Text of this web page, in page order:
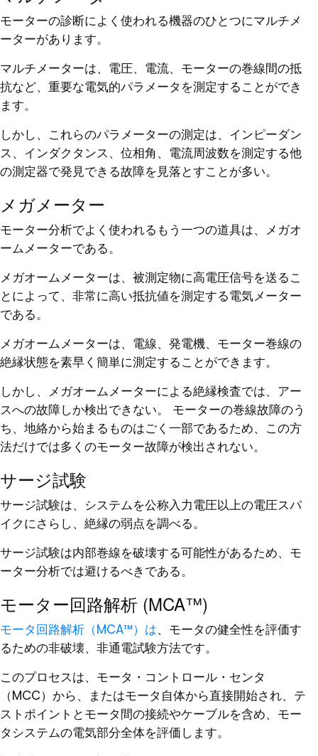
モーターの診断によく使われる機器のひとつにマルチメ
ーターがあります。
マルチメーターは、電圧、電流、モーターの巻線間の抵
抗など、重要な電気的パラメータを測定することができ
ます。
しかし、これらのパラメーターの測定は、インピーダン
ス、インダクタンス、位相角、電流周波数を測定する他
の測定器で発見できる故障を見落とすことが多い。
メガメーター
モーター分析でよく使われるもう一つの道具は、メガオ
ームメーターである。
メガオームメーターは、被測定物に高電圧信号を送るこ
とによって、非常に高い抵抗値を測定する電気メーター
である。
メガオームメーターは、電線、発電機、モーター巻線の
絶縁状態を素早く簡単に測定することができます。
しかし、メガオームメーターによる絶縁検査では、アー
スへの故障しか検出できない。 モーターの巻線故障のう
ち、地絡から始まるものはごく一部であるため、この方
法だけでは多くのモーター故障が検出されない。
サージ試験
サージ試験は、システムを公称入力電圧以上の電圧スパ
イクにさらし、絶縁の弱点を調べる。
サージ試験は内部巻線を破壊する可能性があるため、モ
ーター分析では避けるべきである。
モーター回路解析 (MCA™)
モータ回路解析（MCA™）は、モータの健全性を評価す
るための非破壊、非通電試験方法です。
このプロセスは、モータ・コントロール・センタ
（MCC）から、またはモータ自体から直接開始され、テ
ストポイントとモータ間の接続やケーブルを含め、モー
タシステムの電気部分全体を評価します。